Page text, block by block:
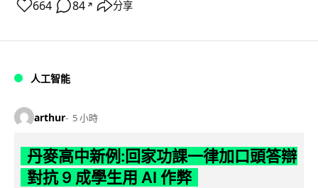
664 84 ↗ 分享
人工智能
arthur 5 小時
丹麥高中新例:回家功課一律加口頭答辯
對抗 9 成學生用 AI 作弊